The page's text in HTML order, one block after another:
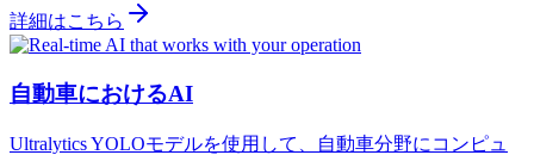
詳細はこちら
自動車におけるAI
Ultralytics YOLOモデルを使用して、自動車分野にコンピュ